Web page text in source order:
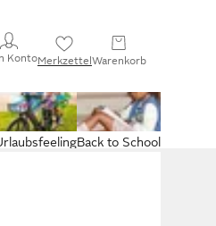
KontoMerkzettelWarenkorb
Back to School